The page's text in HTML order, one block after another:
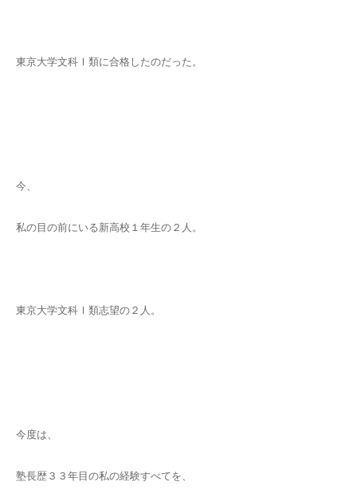
東京大学文科Ⅰ類に合格したのだった。
今、
私の目の前にいる新高校１年生の２人。
東京大学文科Ⅰ類志望の２人。
今度は、
塾長歴３３年目の私の経験すべてを、